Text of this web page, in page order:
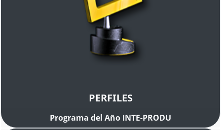
PERFILES
Programa del Año INTE-PRODU